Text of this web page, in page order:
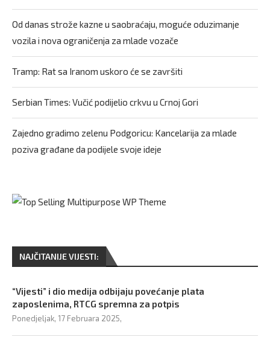
Od danas strože kazne u saobraćaju, moguće oduzimanje
vozila i nova ograničenja za mlade vozače
Tramp: Rat sa Iranom uskoro će se završiti
Serbian Times: Vučić podijelio crkvu u Crnoj Gori
Zajedno gradimo zelenu Podgoricu: Kancelarija za mlade
poziva građane da podijele svoje ideje
NAJČITANIJE VIJESTI:
“Vijesti” i dio medija odbijaju povećanje plata
zaposlenima, RTCG spremna za potpis
Ponedjeljak, 17 Februara 2025,